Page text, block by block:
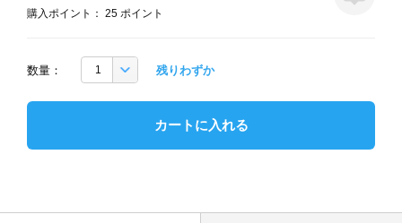
購入ポイント： 25 ポイント
数量： 残りわずか
カートに入れる